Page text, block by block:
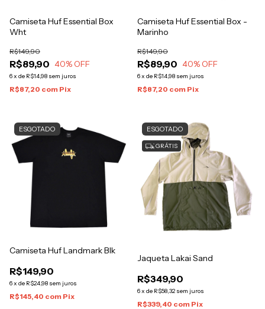
Camiseta Huf Essential Box
Wht
R$89,90
R$149,90
40% OFF
6x de R$14,98 sem juros
R$87,20 com Pix
Camiseta Huf Essential Box -
Marinho
R$89,90
R$149,90
40% OFF
6x de R$14,98 sem juros
R$87,20 com Pix
ESGOTADO
Camiseta Huf Landmark Blk
R$149,90
6x de R$24,98 sem juros
R$145,40 com Pix
ESGOTADO
GRÁTIS
Jaqueta Lakai Sand
R$349,90
6x de R$58,32 sem juros
R$339,40 com Pix